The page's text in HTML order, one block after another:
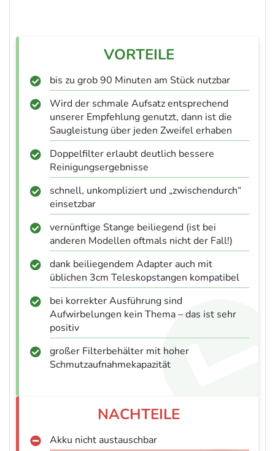
bis zu grob 90 Minuten am Stück nutzbar
Wird der schmale Aufsatz entsprechend
unserer Empfehlung genutzt, dann ist die
Saugleistung über jeden Zweifel erhaben
Doppelfilter erlaubt deutlich bessere
Reinigungsergebnisse
schnell, unkompliziert und „zwischendurch“
einsetzbar
vernünftige Stange beiliegend (ist bei
anderen Modellen oftmals nicht der Fall!)
dank beiliegendem Adapter auch mit
üblichen 3cm Teleskopstangen kompatibel
bei korrekter Ausführung sind
Aufwirbelungen kein Thema – das ist sehr
positiv
großer Filterbehälter mit hoher
Schmutzaufnahmekapazität
Akku nicht austauschbar